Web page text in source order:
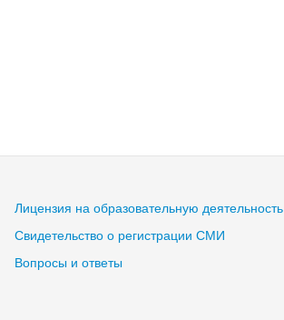
Лицензия на образовательную деятельность
Свидетельство о регистрации СМИ
Вопросы и ответы